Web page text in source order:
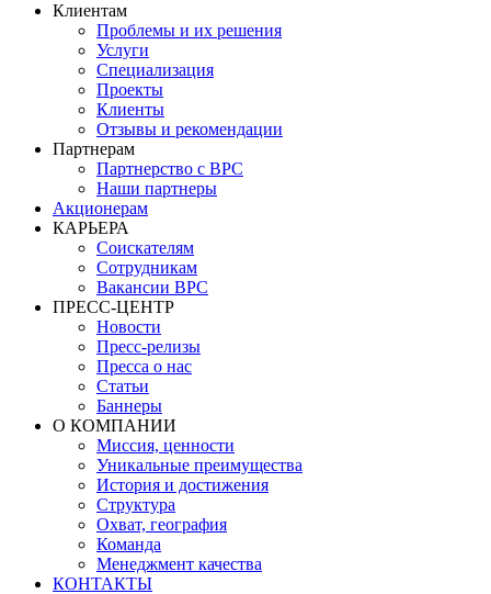
Клиентам
Проблемы и их решения
Услуги
Специализация
Проекты
Клиенты
Отзывы и рекомендации
Партнерам
Партнерство с BPC
Наши партнеры
Акционерам
КАРЬЕРА
Соискателям
Сотрудникам
Вакансии BPC
ПРЕСС-ЦЕНТР
Новости
Пресс-релизы
Пресса о нас
Статьи
Баннеры
О КОМПАНИИ
Миссия, ценности
Уникальные преимущества
История и достижения
Структура
Охват, география
Команда
Менеджмент качества
КОНТАКТЫ